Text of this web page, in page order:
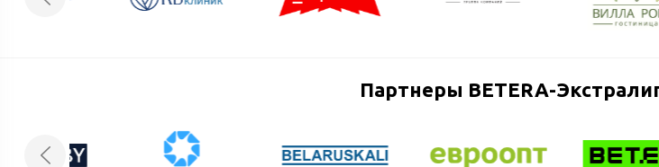
Партнеры BETERA-